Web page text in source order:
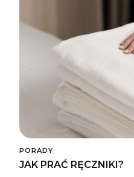
PORADY
JAK PRAĆ RĘCZNIKI?